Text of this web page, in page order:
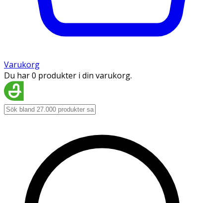
Varukorg
Du har 0 produkter i din varukorg.